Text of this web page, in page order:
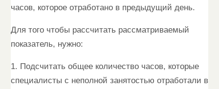
часов, которое отработано в предыдущий день.
Для того чтобы рассчитать рассматриваемый
показатель, нужно:
1. Подсчитать общее количество часов, которые
специалисты с неполной занятостью отработали в